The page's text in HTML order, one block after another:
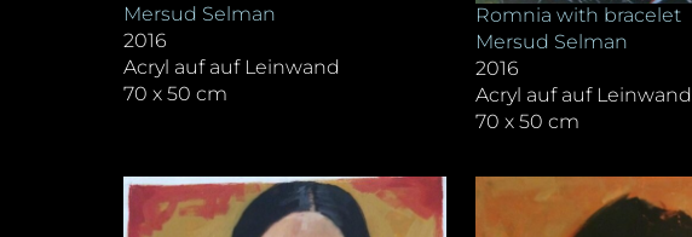
Mersud Selman
2016
Acryl auf auf Leinwand
70 x 50 cm
Romnia with bracelet
Mersud Selman
2016
Acryl auf auf Leinwand
70 x 50 cm